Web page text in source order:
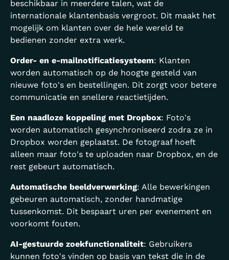
beschikbaar in meerdere talen, wat de
internationale klantenbasis vergroot. Dit maakt het
mogelijk om klanten over de hele wereld te
bedienen zonder extra werk.
Order- en e-mailnotificatiesysteem: Klanten
worden automatisch op de hoogte gesteld van
nieuwe foto's en bestellingen. Dit zorgt voor betere
communicatie en snellere reactietijden.
Een naadloze koppeling met Dropbox: Foto's
worden automatisch gesynchroniseerd zodra ze in
Dropbox worden geplaatst. De fotograaf hoeft
alleen maar foto's te uploaden naar Dropbox, en de
rest gebeurt automatisch.
Automatische beeldverwerking: Alle bewerkingen
gebeuren automatisch, zonder handmatige
tussenkomst. Dit bespaart uren per evenement en
voorkomt fouten.
AI-gestuurde zoekfunctionaliteit: Gebruikers
kunnen foto's vinden op basis van tekst die in de